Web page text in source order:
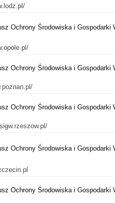
Ochrony Środowiska i Gospodarki
Ochrony Środowiska i Gospodarki
Ochrony Środowiska i Gospodarki
Ochrony Środowiska i Gospodarki
Ochrony Środowiska i Gospodarki